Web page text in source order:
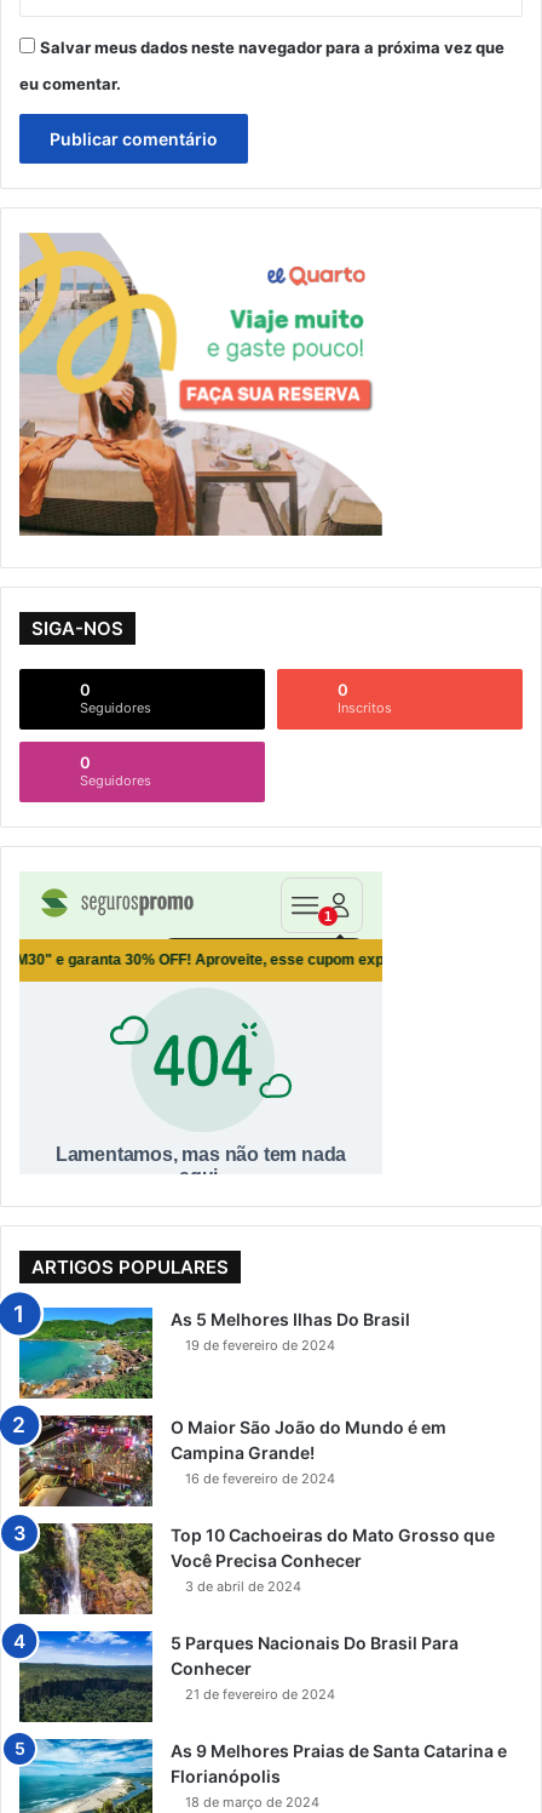
Salvar meus dados neste navegador para a próxima vez que
eu comentar.
SIGA-NOS
0
Seguidores
0
Inscritos
0
Seguidores
ARTIGOS POPULARES
As 5 Melhores Ilhas Do Brasil
19 de fevereiro de 2024
O Maior São João do Mundo é em
Campina Grande!
16 de fevereiro de 2024
Top 10 Cachoeiras do Mato Grosso que
Você Precisa Conhecer
3 de abril de 2024
5 Parques Nacionais Do Brasil Para
Conhecer
21 de fevereiro de 2024
As 9 Melhores Praias de Santa Catarina e
Florianópolis
18 de março de 2024